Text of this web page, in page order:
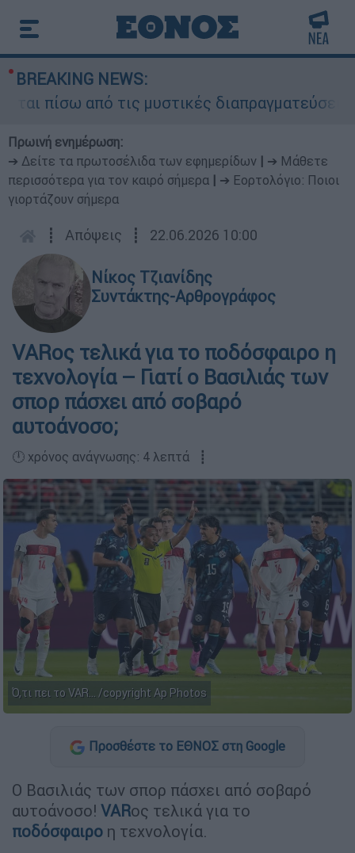
BREAKING NEWS:
από τις μυστικές διαπραγματεύσεις και
Πρωινή ενημέρωση:
➔ Δείτε τα πρωτοσέλιδα των εφημερίδων
➔ Μάθετε
περισσότερα για τον καιρό σήμερα
➔ Εορτολόγιο: Ποιοι
γιορτάζουν σήμερα
┋ Απόψεις ┋ 22.06.2026 10:00
Νίκος Τζιανίδης
Συντάκτης-Αρθρογράφος
VARος τελικά για το ποδόσφαιρο η
τεχνολογία – Γιατί ο Βασιλιάς των
σπορ πάσχει από σοβαρό
αυτοάνοσο;
🕛 χρόνος ανάγνωσης: 4 λεπτά ┋
Ό,τι πει το VAR... /copyright Ap Photos
Προσθέστε το ΕΘΝΟΣ στη Google
O Βασιλιάς των σπορ πάσχει από σοβαρό
αυτοάνοσο! VARος τελικά για το
ποδόσφαιρο η τεχνολογία.